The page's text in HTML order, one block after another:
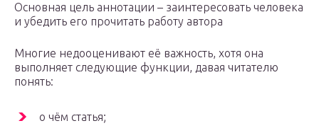
Основная цель аннотации – заинтересовать человека
и убедить его прочитать работу автора
Многие недооценивают её важность, хотя она
выполняет следующие функции, давая читателю
понять:
о чём статья;